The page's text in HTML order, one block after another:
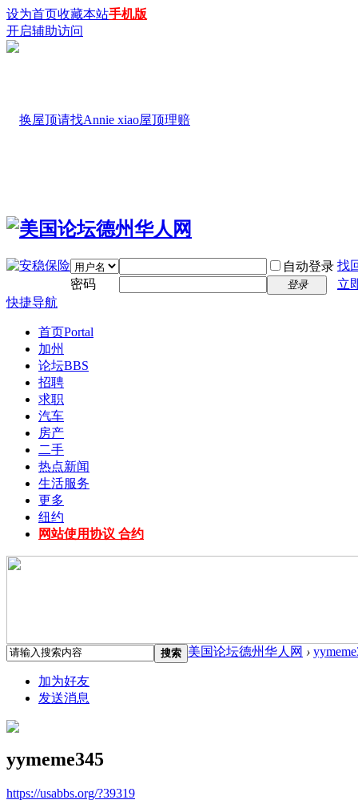
设为首页收藏本站手机版
开启辅助访问
自动登录 找
密码
登录
立
快捷导航
首页Portal
加州
论坛BBS
招聘
求职
汽车
房产
二手
热点新闻
生活服务
更多
纽约
网站使用协议 合约
搜索 美国论坛德州华人网 ›
加为好友
发送消息
yymeme345
https://usabbs.org/?39319